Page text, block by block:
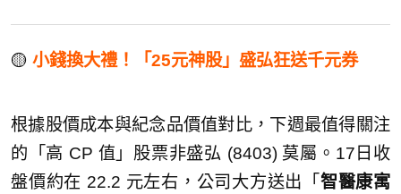
🟡 小錢換大禮！「25元神股」盛弘狂送千元券
根據股價成本與紀念品價值對比，下週最值得關注
的「高 CP 值」股票非盛弘 (8403) 莫屬。17日收
盤價約在 22.2 元左右，公司大方送出「 智醫康寓